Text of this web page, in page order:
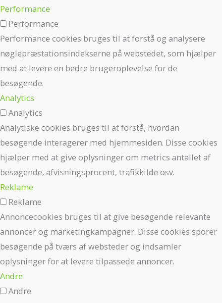
Performance
Performance
Performance cookies bruges til at forstå og analysere
nøglepræstationsindekserne på webstedet, som hjælper
med at levere en bedre brugeroplevelse for de
besøgende.
Analytics
Analytics
Analytiske cookies bruges til at forstå, hvordan
besøgende interagerer med hjemmesiden. Disse cookies
hjælper med at give oplysninger om metrics antallet af
besøgende, afvisningsprocent, trafikkilde osv.
Reklame
Reklame
Annoncecookies bruges til at give besøgende relevante
annoncer og marketingkampagner. Disse cookies sporer
besøgende på tværs af websteder og indsamler
oplysninger for at levere tilpassede annoncer.
Andre
Andre